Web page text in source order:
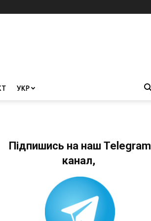
УКР
Підпишись на наш Telegram
канал,